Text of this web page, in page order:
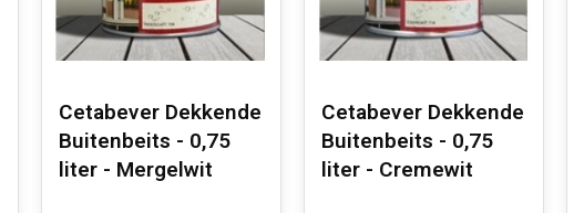
Cetabever Dekkende
Buitenbeits - 0,75
liter - Mergelwit
Cetabever Dekkende
Buitenbeits - 0,75
liter - Cremewit